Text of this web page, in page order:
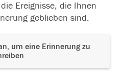
Ereignisse, die Ihnen
geblieben sind.
um eine Erinnerung zu